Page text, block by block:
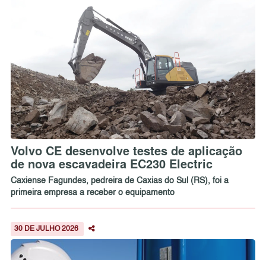
Volvo CE desenvolve testes de aplicação
de nova escavadeira EC230 Electric
Caxiense Fagundes, pedreira de Caxias do Sul (RS), foi a
primeira empresa a receber o equipamento
30 DE JULHO 2026